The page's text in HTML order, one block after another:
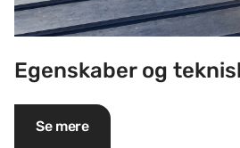
Egenskaber og
Se mere